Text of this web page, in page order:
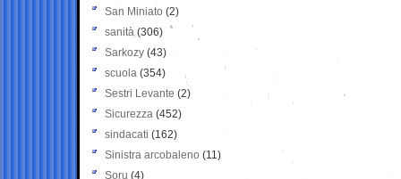
San Miniato (2)
sanità (306)
Sarkozy (43)
scuola (354)
Sestri Levante (2)
Sicurezza (452)
sindacati (162)
Sinistra arcobaleno (11)
Soru (4)